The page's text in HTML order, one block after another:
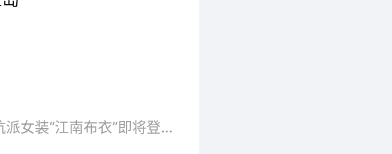
拍摄、实时视频播
寇吉·加迪纳(Koji
去年夏天通过租赁
江南布衣女装将登陆台湾啦！杭派女装“江南布衣”即将登陆宝岛台湾，这一等就是5年。昨天江南布衣女装老总把一面锦旗送到下城工商分局。江南布衣女